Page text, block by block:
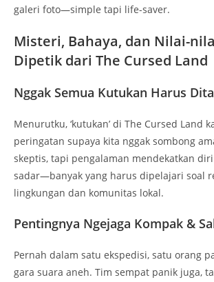
galeri foto—simple tapi life-saver.
Misteri, Bahaya, dan Nilai-
Dipetik dari The Cursed Land
Nggak Semua Kutukan Harus
Menurutku, ‘kutukan’ di The Cursed Land
peringatan supaya kita nggak sombong
skeptis, tapi pengalaman mendekatkan
sadar—banyak yang harus dipelajari soal
lingkungan dan komunitas lokal.
Pentingnya Ngejaga Kompak &
Pernah dalam satu ekspedisi, satu orang
gara suara aneh. Tim sempat panik juga,